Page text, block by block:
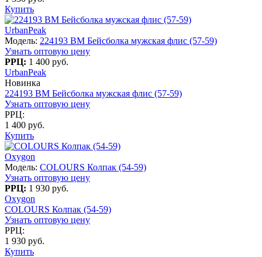
Купить
UrbanPeak
Модель: 224193 BM Бейсболка мужская флис (57-59)
Узнать оптовую цену
РРЦ: 1 400 руб.
UrbanPeak
Новинка
224193 BM Бейсболка мужская флис (57-59)
Узнать оптовую цену
РРЦ:
1 400 руб.
Купить
Oxygon
Модель: COLOURS Колпак (54-59)
Узнать оптовую цену
РРЦ: 1 930 руб.
Oxygon
COLOURS Колпак (54-59)
Узнать оптовую цену
РРЦ:
1 930 руб.
Купить